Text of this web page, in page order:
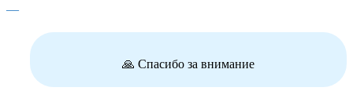
—
🙏 Спасибо за внимание